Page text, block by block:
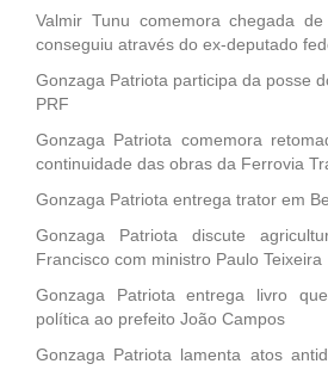
Valmir Tunu comemora chegada
conseguiu através do ex-deputado
Gonzaga Patriota participa da posse
PRF
Gonzaga Patriota comemora
continuidade das obras da Ferrovia
Gonzaga Patriota entrega trator em
Gonzaga Patriota discute
Francisco com ministro Paulo Teixeira
Gonzaga Patriota entrega livro
política ao prefeito João Campos
Gonzaga Patriota lamenta atos